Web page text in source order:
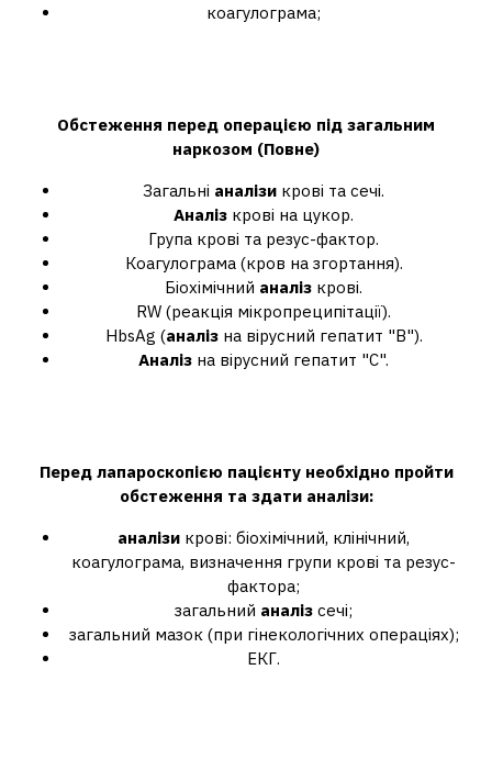
коагулограма;
Обстеження перед операцією під загальним
наркозом (Повне)
Загальні аналізи крові та сечі.
Аналіз крові на цукор.
Група крові та резус-фактор.
Коагулограма (кров на згортання).
Біохімічний аналіз крові.
RW (реакція мікропреципітації).
HbsAg (аналізна вірусний гепатит "В").
Аналіз на вірусний гепатит "С".
Перед лапароскопією пацієнту необхідно пройти
обстеження та здати аналізи:
аналізи крові: біохімічний, клінічний,
коагулограма, визначення групи крові та резус-
фактора;
загальний аналіз сечі;
загальний мазок (при гінекологічних операціях);
ЕКГ.